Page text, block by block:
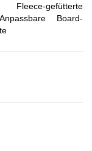
gefütterte
Board-